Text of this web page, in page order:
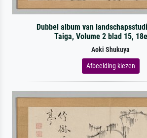
Dubbel album van
Taiga, Volume 2 blad 15,
Aoki Shukuya
Afbeelding kiezen